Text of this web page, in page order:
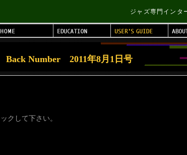
ジャズ専門イン
Back Number 2011年8月1日号
クして下さい。